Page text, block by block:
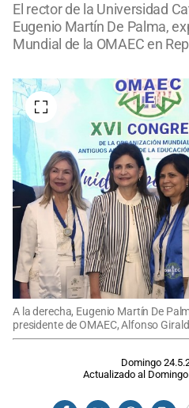
El rector de la Universidad
Eugenio Martín De Palma,
Mundial de la OMAEC en
A la derecha, Eugenio Martín De
presidente de OMAEC, Alfonso
Domingo
Actualizado al